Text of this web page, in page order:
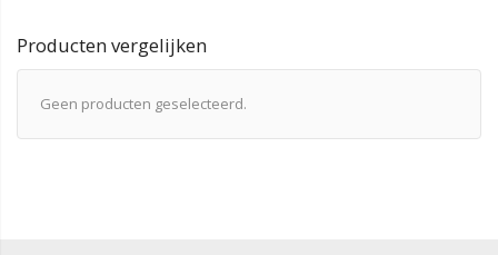
Producten vergelijken
Geen producten geselecteerd.